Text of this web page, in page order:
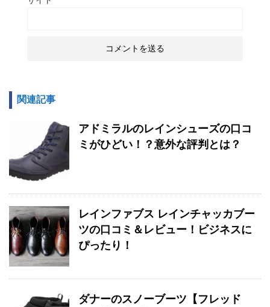
関連記事
アドミラルのレインシューズの口コ
ミがひどい！？意外な評判とは？
レインファブス レインチャッカブー
ツの口コミ＆レビュー！ビジネスに
ぴったり！
ダナーのスノーブーツ【フレッド